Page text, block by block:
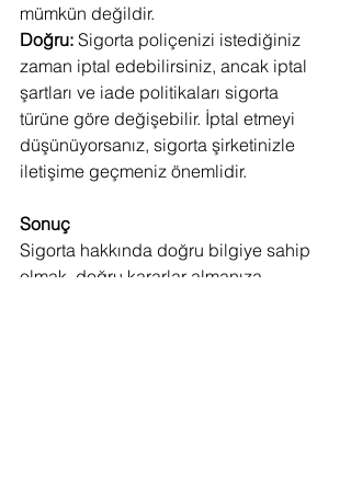
mümkün değildir.
Doğru: Sigorta poliçenizi istediğiniz
zaman iptal edebilirsiniz, ancak iptal
şartları ve iade politikaları sigorta
türüne göre değişebilir. İptal etmeyi
düşünüyorsanız, sigorta şirketinizle
iletişime geçmeniz önemlidir.
Sonuç
Sigorta hakkında doğru bilgiye sahip
olmak, doğru kararlar almanıza